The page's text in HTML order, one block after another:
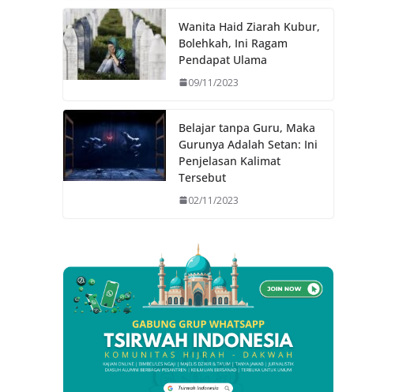
Wanita Haid Ziarah Kubur,
Bolehkah, Ini Ragam
Pendapat Ulama
09/11/2023
Belajar tanpa Guru, Maka
Gurunya Adalah Setan: Ini
Penjelasan Kalimat
Tersebut
02/11/2023